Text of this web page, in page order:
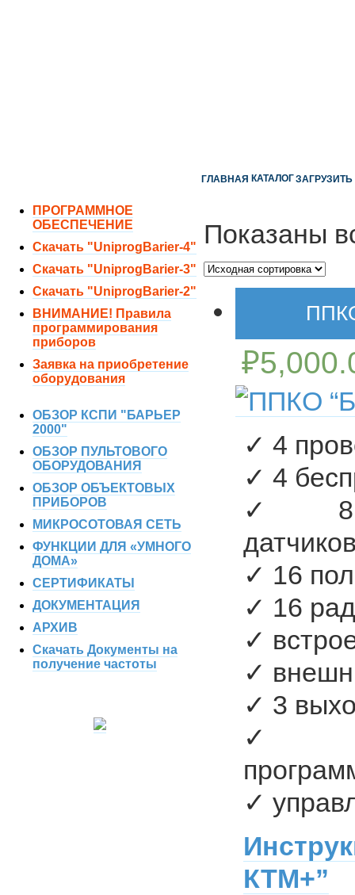
ПРОГРАММНОЕ
ОБЕСПЕЧЕНИЕ
Скачать "UniprogBarier-4"
Скачать "UniprogBarier-3"
Скачать "UniprogBarier-2"
ВНИМАНИЕ! Правила
программирования
приборов
Заявка на приобретение
оборудования
ОБЗОР КСПИ "БАРЬЕР
2000"
ОБЗОР ПУЛЬТОВОГО
ОБОРУДОВАНИЯ
ОБЗОР ОБЪЕКТОВЫХ
ПРИБОРОВ
МИКРОСОТОВАЯ СЕТЬ
ФУНКЦИИ ДЛЯ «УМНОГО
ДОМА»
СЕРТИФИКАТЫ
ДОКУМЕНТАЦИЯ
АРХИВ
Скачать Документы на
получение частоты
ГЛАВНАЯ КАТАЛОГЗАГРУЗИТЬ
Показаны
₽
✓ 4
✓ 4
✓ 8
✓ 16
✓ 16
✓
✓
✓ 3
✓
✓
КТМ+”